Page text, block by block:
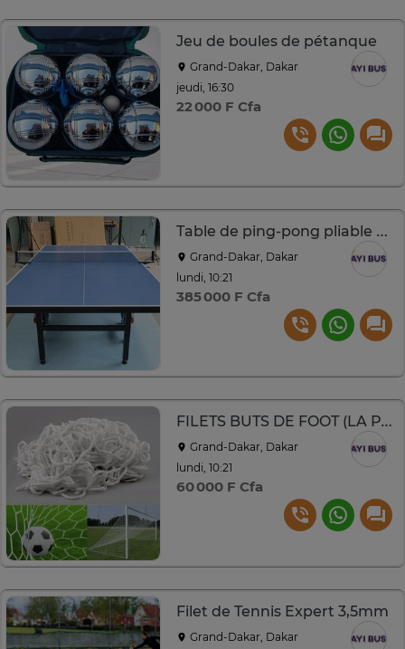
Jeu de boules de pétanque
Grand-Dakar, Dakar
jeudi, 16:30
22 000 F Cfa
Table de ping-pong pliable professionnelle
Grand-Dakar, Dakar
lundi, 10:21
385 000 F Cfa
FILETS BUTS DE FOOT (LA PAIRE)
Grand-Dakar, Dakar
lundi, 10:21
60 000 F Cfa
Filet de Tennis Expert 3,5mm
Grand-Dakar, Dakar